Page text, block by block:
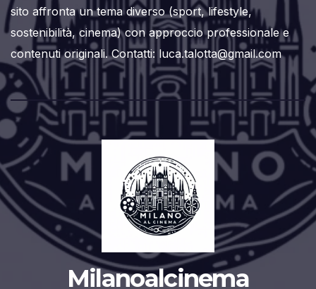
sito affronta un tema diverso (sport, lifestyle,
sostenibilità, cinema) con approccio professionale e
contenuti originali. Contatti: luca.talotta@gmail.com
Milanoalcinema